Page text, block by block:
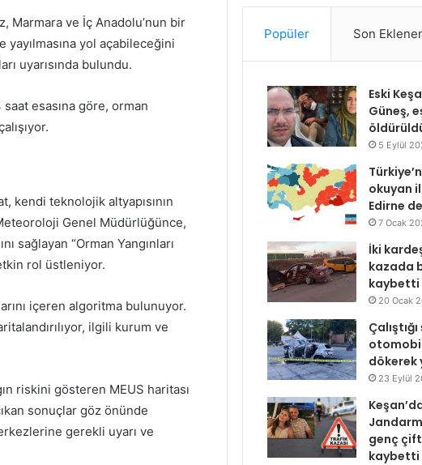
Marmara ve İç Anadolu’nun bir
yayılmasına yol açabileceğini
uyarısında bulundu.
esasına göre, orman
kendi teknolojik altyapısının
Genel Müdürlüğünce,
sağlayan “Orman Yangınları
rol üstleniyor.
içeren algoritma bulunuyor.
ilgili kurum ve
riskini gösteren MEUS haritası
sonuçlar göz önünde
gerekli uyarı ve
Popüler Son
Eski
Güneş,
5 Eylül
okuyan
Edirne
7 Ocak
İki
kazada
kaybetti
20 Ocak
dökerek
23 Eylül
genç çift
kaybetti